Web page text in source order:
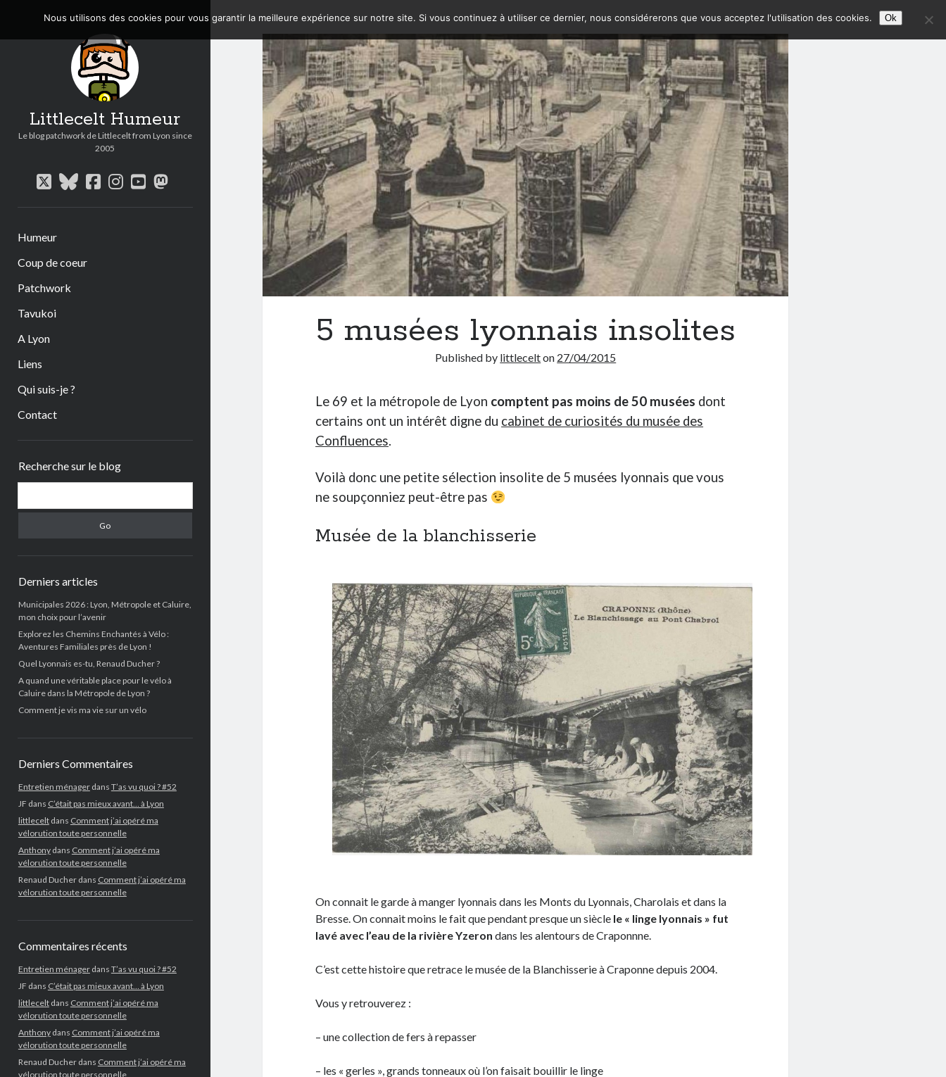
Littlecelt Humeur
Le blog patchwork de Littlecelt from Lyon since
2005
twitterbluesky
facebook
instagram
youtube
mastodon
Humeur
Coup de coeur
Patchwork
Tavukoi
A Lyon
Liens
Qui suis-je ?
Contact
Recherche sur le blog
Derniers articles
Municipales 2026 : Lyon, Métropole et Caluire,
mon choix pour l’avenir
Explorez les Chemins Enchantés à Vélo :
Aventures Familiales près de Lyon !
Quel Lyonnais es-tu, Renaud Ducher ?
A quand une véritable place pour le vélo à
Caluire dans la Métropole de Lyon ?
Comment je vis ma vie sur un vélo
Derniers Commentaires
Entretien ménagerdans T’as vu quoi ? #52
JF dans C’était pas mieux avant… à Lyon
littleceltdans Comment j’ai opéré ma
vélorution toute personnelle
Anthonydans Comment j’ai opéré ma
vélorution toute personnelle
Renaud Ducherdans Comment j’ai opéré ma
vélorution toute personnelle
Commentaires récents
Entretien ménagerdans T’as vu quoi ? #52
JF dans C’était pas mieux avant… à Lyon
littleceltdans Comment j’ai opéré ma
vélorution toute personnelle
Anthonydans Comment j’ai opéré ma
vélorution toute personnelle
Renaud Ducherdans Comment j’ai opéré ma
vélorution toute personnelle
5 musées lyonnais insolites
Published by littlecelton 27/04/2015
Le 69 et la métropole de Lyon comptent pas moins de 50 musées dont
certains ont un intérêt digne du cabinet de curiosités du musée des
Confluences.
Voilà donc une petite sélection insolite de 5 musées lyonnais que vous
ne soupçonniez peut-être pas
Musée de la blanchisserie
On connait le garde à manger lyonnais dans les Monts du Lyonnais, Charolais et dans la
Bresse. On connait moins le fait que pendant presque un siècle le « linge lyonnais » fut
lavé avec l’eau de la rivière Yzeron dans les alentours de Craponnne.
C’est cette histoire que retrace le musée de la Blanchisserie à Craponne depuis 2004.
Vous y retrouverez :
– une collection de fers à repasser
– les « gerles », grands tonneaux où l’on faisait bouillir le linge
Nous utilisons des cookies pour vous garantir la meilleure expérience sur notre site. Si vous continuez à utiliser ce dernier, nous considérerons que vous acceptez l'utilisation des cookies. Ok